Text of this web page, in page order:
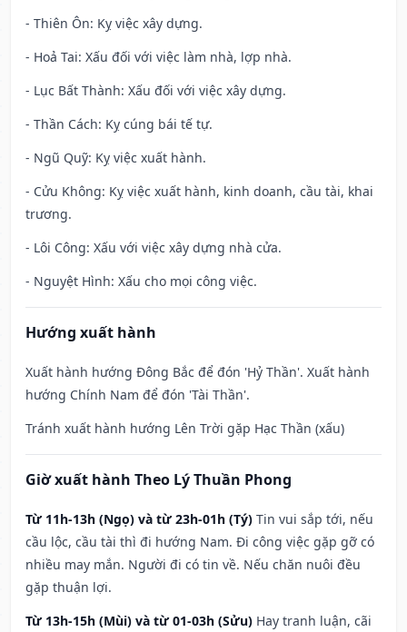
- Thiên Ôn: Kỵ việc xây dựng.
- Hoả Tai: Xấu đối với việc làm nhà, lợp nhà.
- Lục Bất Thành: Xấu đối với việc xây dựng.
- Thần Cách: Kỵ cúng bái tế tự.
- Ngũ Quỹ: Kỵ việc xuất hành.
- Cửu Không: Kỵ việc xuất hành, kinh doanh, cầu tài, khai
trương.
- Lôi Công: Xấu với việc xây dựng nhà cửa.
- Nguyệt Hình: Xấu cho mọi công việc.
Hướng xuất hành
Xuất hành hướng Đông Bắc để đón 'Hỷ Thần'. Xuất hành
hướng Chính Nam để đón 'Tài Thần'.
Tránh xuất hành hướng Lên Trời gặp Hạc Thần (xấu)
Giờ xuất hành Theo Lý Thuần Phong
Từ 11h-13h (Ngọ) và từ 23h-01h (Tý) Tin vui sắp tới, nếu
cầu lộc, cầu tài thì đi hướng Nam. Đi công việc gặp gỡ có
nhiều may mắn. Người đi có tin về. Nếu chăn nuôi đều
gặp thuận lợi.
Từ 13h-15h (Mùi) và từ 01-03h (Sửu) Hay tranh luận, cãi